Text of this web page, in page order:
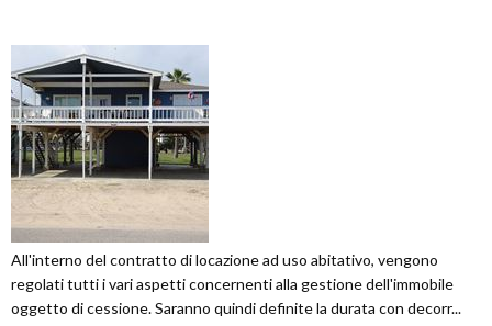
All'interno del contratto di locazione ad uso abitativo, vengono
regolati tutti i vari aspetti concernenti alla gestione dell'immobile
oggetto di cessione. Saranno quindi definite la durata con decorr...